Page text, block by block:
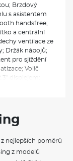
Brzdový
s asistentem
handsfree;
a centrální
ventilace ze
Držák nápojů;
pro sjíždění
Volič
displejem;
zpětné
nouzového
do kopce HAC;
(HBA); Asistent
stavu řidiče
nejlepších poměrů
z modelů